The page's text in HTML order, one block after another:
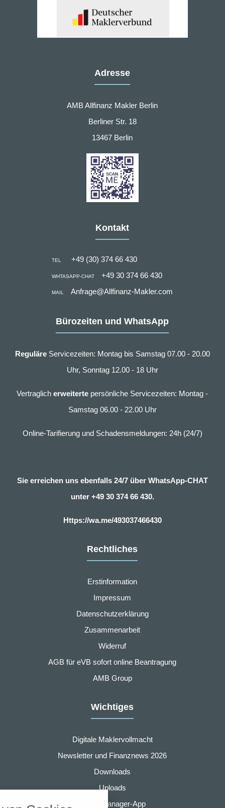
Adresse
AMB Allfinanz Makler Berlin
Berliner Str. 18
13467 Berlin
Kontakt
TEL +49 (30) 374 66 430
WHTASAPP-CHAT +49 30 374 66 430
MAIL Anfrage@Allfinanz-Makler.com
Bürozeiten und WhatsApp
ReguläreServicezeiten: Montag bis Samstag 07.00 - 20.00
Uhr, Sonntag 12.00 - 18 Uhr
Vertraglicherweiterte persönliche Servicezeiten: Montag -
Samstag 06.00 - 22.00 Uhr
Online-Tarifierung und Schadensmeldungen: 24h (24/7)
Sie erreichen uns ebenfalls 24/7 über WhatsApp-CHAT
unter +49 30 374 66 430.
Https://wa.me/493037466430
Rechtliches
Erstinformation
Impressum
Datenschutzerklärung
Zusammenarbeit
Widerruf
AGB für eVB sofort online Beantragung
AMB Group
Wichtiges
Digitale Maklervollmacht
Newsletter und Finanznews 2026
Downloads
Uploads
Finanzmanager-App